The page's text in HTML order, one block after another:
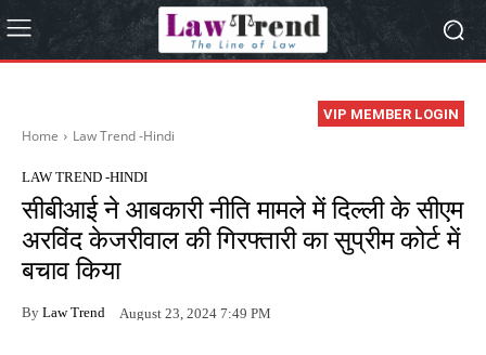
VIP MEMBER LOGIN
Home Law Trend -Hindi
LAW TREND -HINDI
सीबीआई ने आबकारी नीति मामले में दिल्ली के सीएम
अरविंद केजरीवाल की गिरफ्तारी का सुप्रीम कोर्ट में
बचाव किया
By Law Trend August 23, 2024 7:49 PM